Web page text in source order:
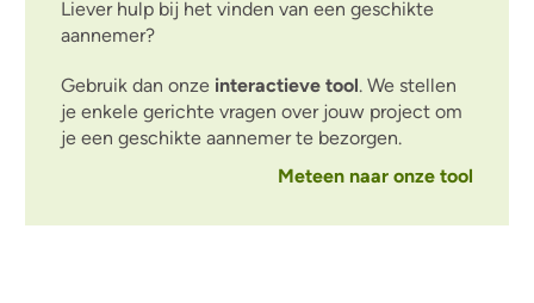
Liever hulp bij het vinden van een geschikte
aannemer?
Gebruik dan onze interactieve tool. We stellen
je enkele gerichte vragen over jouw project om
je een geschikte aannemer te bezorgen.
Meteen naar onze tool